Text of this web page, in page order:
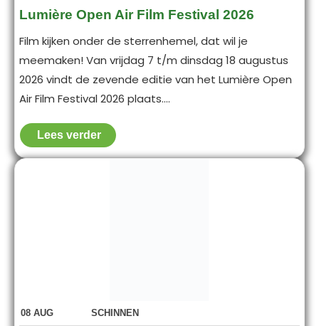
Lumière Open Air Film Festival 2026
Film kijken onder de sterrenhemel, dat wil je
meemaken! Van vrijdag 7 t/m dinsdag 18 augustus
2026 vindt de zevende editie van het Lumière Open
Air Film Festival 2026 plaats....
Lees verder
08 AUG SCHINNEN